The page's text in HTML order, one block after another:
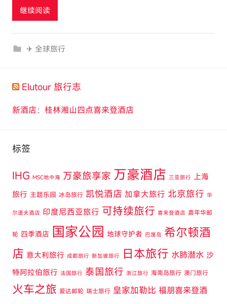
继续阅读
✈ 全球旅行
Elutour 旅行志
新酒店：桂林湘山四点喜来登酒店
标签
IHG MSC地中海 万豪旅享家 万豪酒店 三亚旅行 上海
旅行 主题乐园 冰岛旅行 凯悦酒店 加拿大旅行 北京旅行 华
尔道夫酒店 印度尼西亚旅行 可持续旅行 喜来登酒店 嘉年华邮
轮 四季酒店 国家公园 地球守护者 巴厘岛 希尔顿酒
店 意大利旅行 成都旅行 新加坡旅行 日本旅行 水肺潜水 沙
特阿拉伯旅行 法国旅行 泰国旅行 浙江旅行 海南岛旅行 澳门旅行
火车之旅 爱达邮轮 瑞士旅行 皇家加勒比 福朋喜来登酒